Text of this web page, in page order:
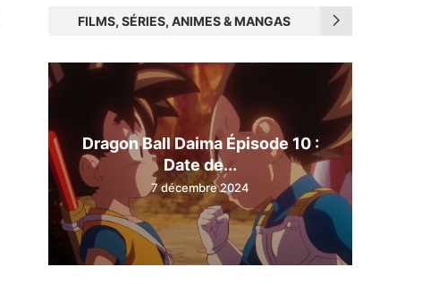
FILMS, SÉRIES, ANIMES & MANGAS
Dragon Ball Daima Épisode 10 :
Date de...
7 décembre 2024